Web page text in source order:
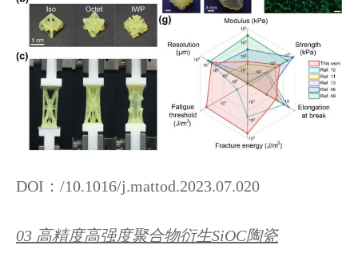
DOI：/10.1016/j.mattod.2023.07.020
03 高精度高强度聚合物衍生SiOC陶瓷